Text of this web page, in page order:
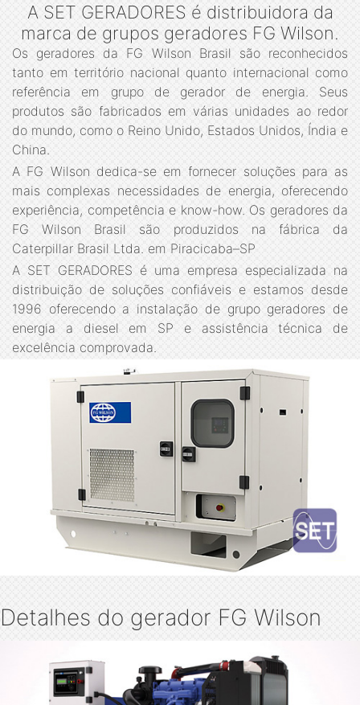
A SET GERADORES é distribuidora da
marca de grupos geradores FG Wilson.
Os geradores da FG Wilson Brasil são reconhecidos
tanto em território nacional quanto internacional como
referência em grupo de gerador de energia. Seus
produtos são fabricados em várias unidades ao redor
do mundo, como o Reino Unido, Estados Unidos, Índia e
China.
A FG Wilson dedica-se em fornecer soluções para as
mais complexas necessidades de energia, oferecendo
experiência, competência e know-how. Os geradores da
FG Wilson Brasil são produzidos na fábrica da
Caterpillar Brasil Ltda. em Piracicaba–SP
A SET GERADORES é uma empresa especializada na
distribuição de soluções confiáveis e estamos desde
1996 oferecendo a instalação de grupo geradores de
energia a diesel em SP e assistência técnica de
excelência comprovada.
Detalhes do gerador FG Wilson